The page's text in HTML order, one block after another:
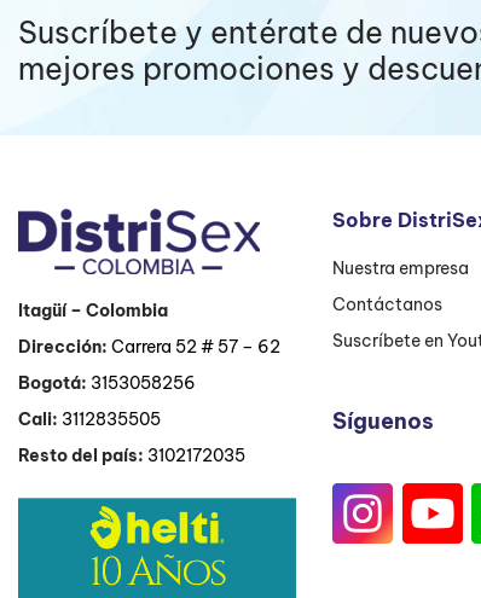
Suscríbete y entérate de
mejores promociones y
Itagüí– Colombia
Dirección: Carrera 52 # 57 – 62
Bogotá: 3153058256
Cali: 3112835505
Resto del país: 3102172035
Sobre
Nuestra empresa
Contáctanos
Suscríbete en
Síguenos